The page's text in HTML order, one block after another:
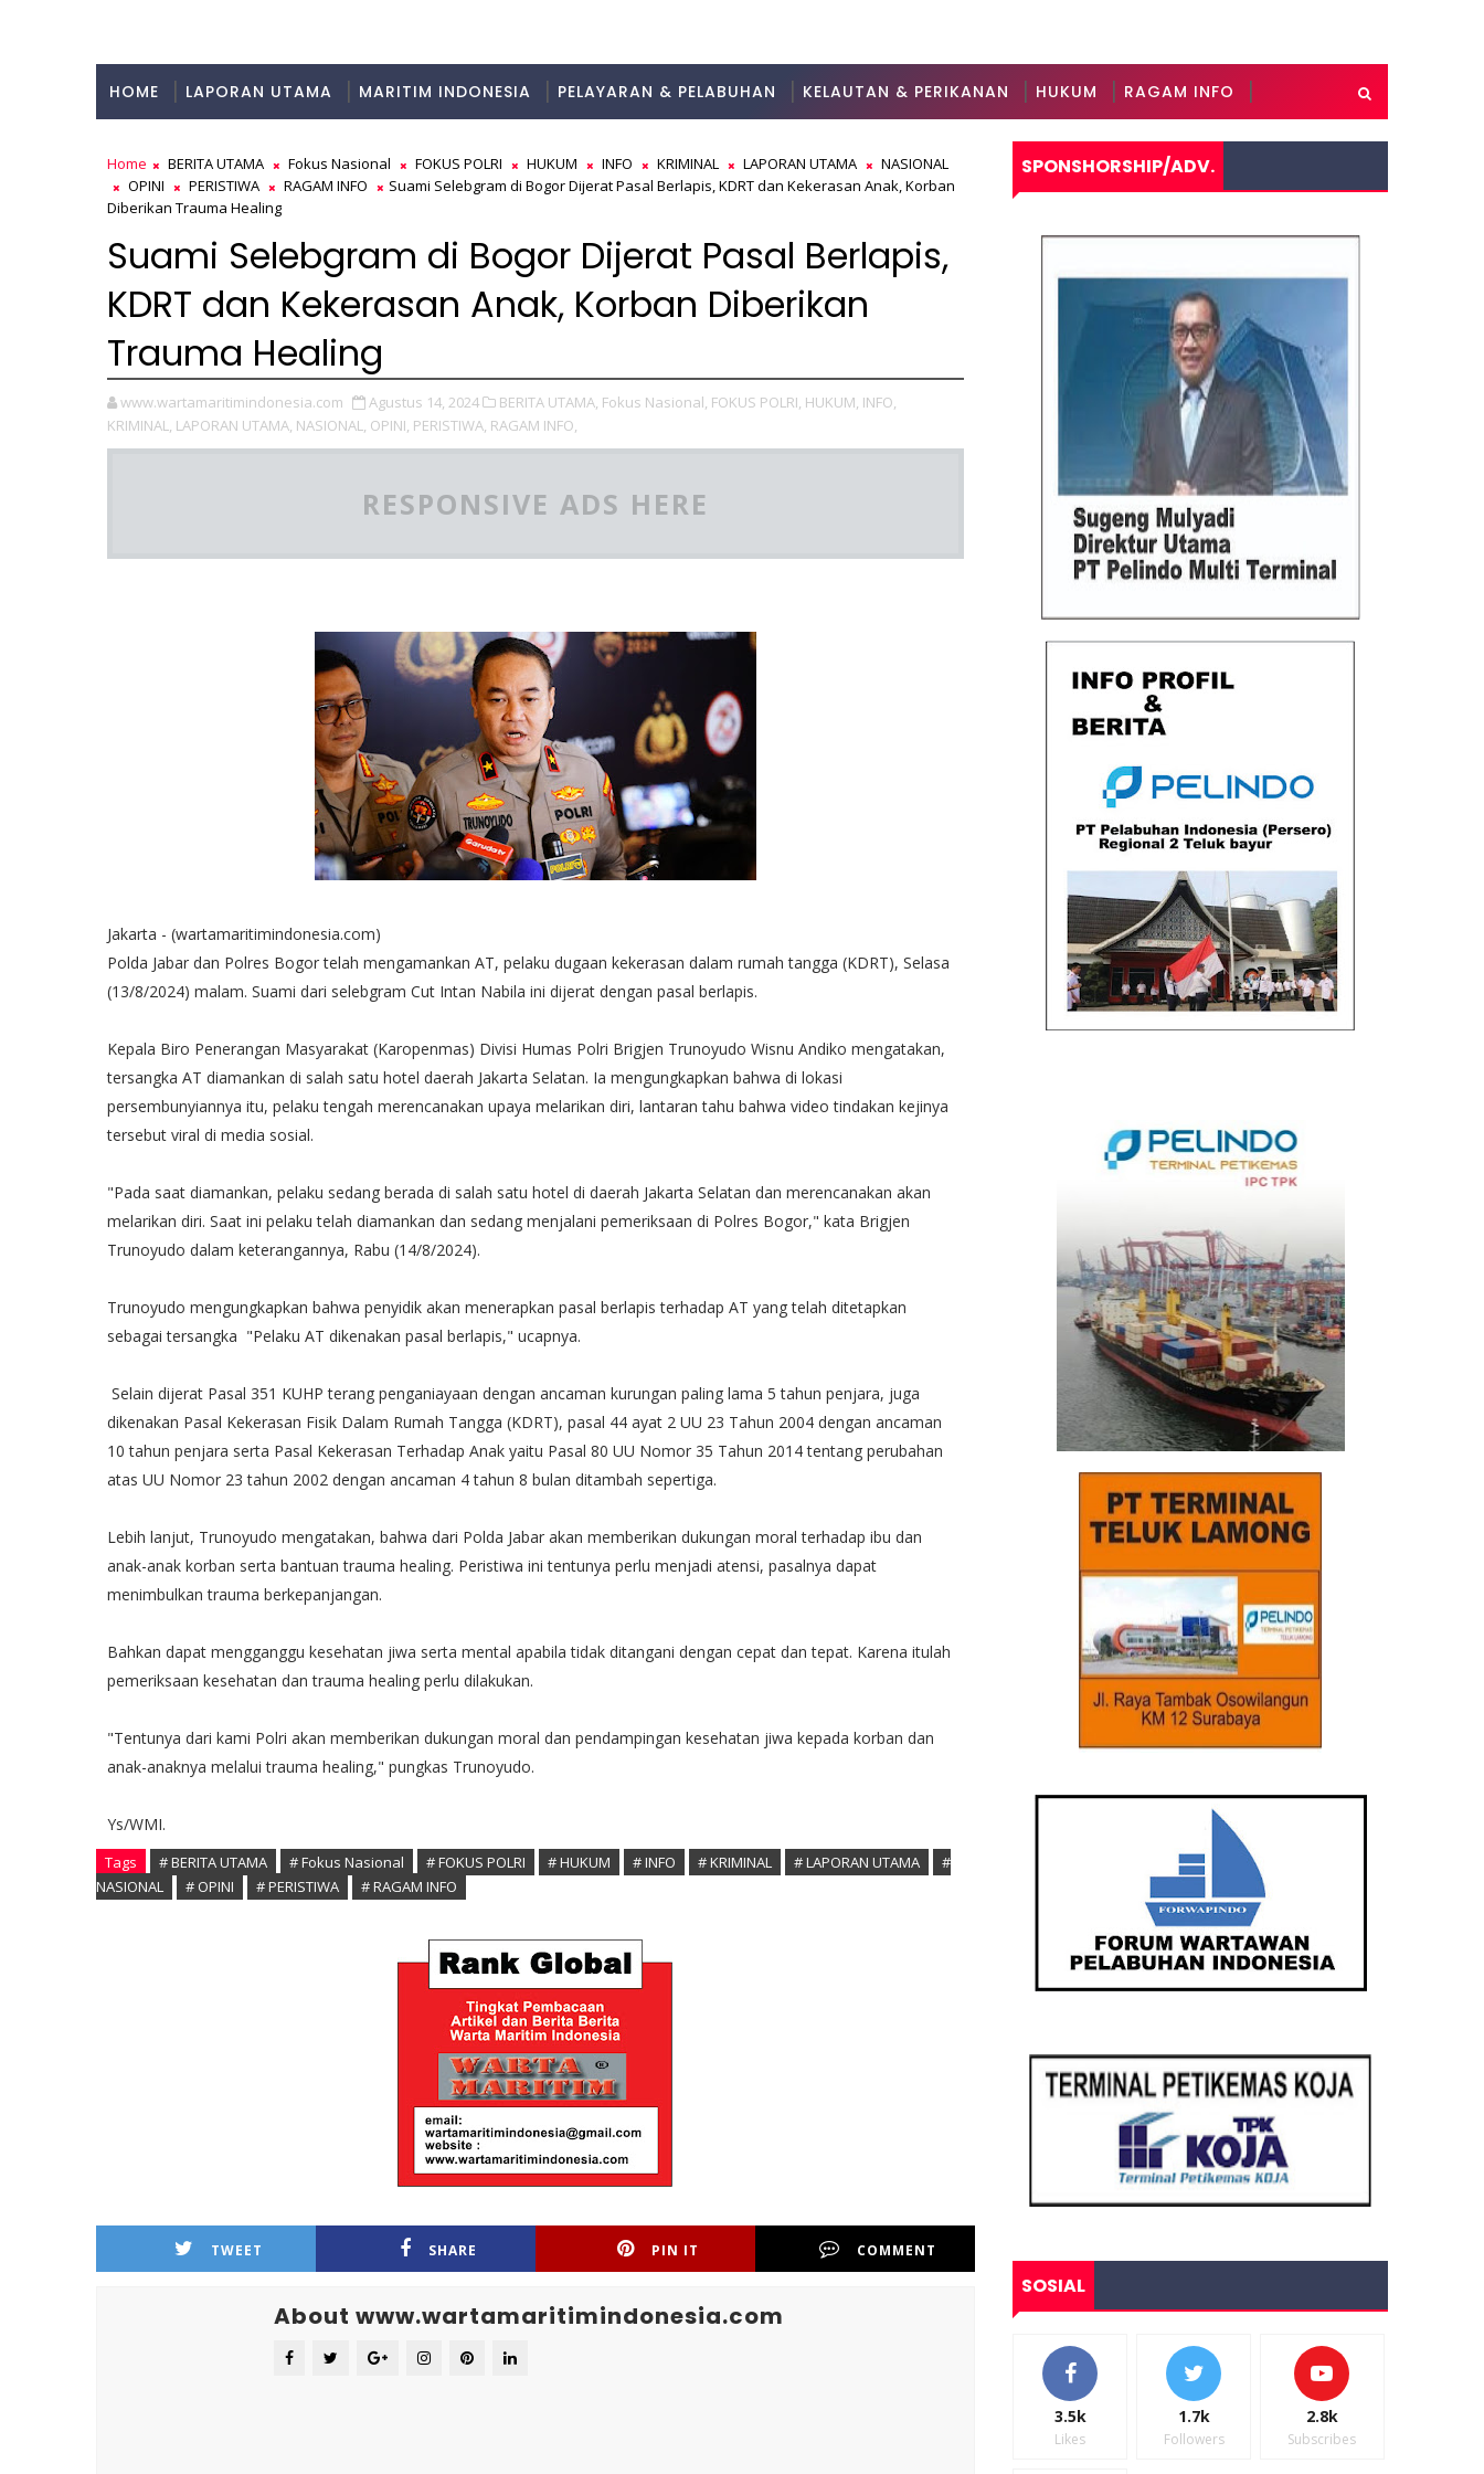
HOME LAPORAN UTAMA MARITIM INDONESIA PELAYARAN & PELABUHAN KELAUTAN & PERIKANAN HUKUM RAGAM INFO
Home BERITA UTAMA Fokus Nasional FOKUS POLRI HUKUM INFO KRIMINAL LAPORAN UTAMA
NASIONAL
OPINI
PERISTIWA RAGAM INFO
Suami Selebgram di Bogor Dijerat Pasal Berlapis, KDRT dan Kekerasan Anak, Korban
Diberikan Trauma Healing
Suami Selebgram di Bogor Dijerat Pasal Berlapis,
KDRT dan Kekerasan Anak, Korban Diberikan
Trauma Healing
www.wartamaritimindonesia.com Agustus 14, 2024 BERITA UTAMA, Fokus Nasional, FOKUS POLRI, HUKUM, INFO,
KRIMINAL, LAPORAN UTAMA, NASIONAL, OPINI, PERISTIWA, RAGAM INFO,
RESPONSIVE ADS HERE
Jakarta - (wartamaritimindonesia.com)
Polda Jabar dan Polres Bogor telah mengamankan AT, pelaku dugaan kekerasan dalam rumah tangga (KDRT), Selasa
(13/8/2024) malam. Suami dari selebgram Cut Intan Nabila ini dijerat dengan pasal berlapis.
Kepala Biro Penerangan Masyarakat (Karopenmas) Divisi Humas Polri Brigjen Trunoyudo Wisnu Andiko mengatakan,
tersangka AT diamankan di salah satu hotel daerah Jakarta Selatan. Ia mengungkapkan bahwa di lokasi
persembunyiannya itu, pelaku tengah merencanakan upaya melarikan diri, lantaran tahu bahwa video tindakan kejinya
tersebut viral di media sosial.
"Pada saat diamankan, pelaku sedang berada di salah satu hotel di daerah Jakarta Selatan dan merencanakan akan
melarikan diri. Saat ini pelaku telah diamankan dan sedang menjalani pemeriksaan di Polres Bogor," kata Brigjen
Trunoyudo dalam keterangannya, Rabu (14/8/2024).
Trunoyudo mengungkapkan bahwa penyidik akan menerapkan pasal berlapis terhadap AT yang telah ditetapkan
sebagai tersangka "Pelaku AT dikenakan pasal berlapis," ucapnya.
Selain dijerat Pasal 351 KUHP terang penganiayaan dengan ancaman kurungan paling lama 5 tahun penjara, juga
dikenakan Pasal Kekerasan Fisik Dalam Rumah Tangga (KDRT), pasal 44 ayat 2 UU 23 Tahun 2004 dengan ancaman
10 tahun penjara serta Pasal Kekerasan Terhadap Anak yaitu Pasal 80 UU Nomor 35 Tahun 2014 tentang perubahan
atas UU Nomor 23 tahun 2002 dengan ancaman 4 tahun 8 bulan ditambah sepertiga.
Lebih lanjut, Trunoyudo mengatakan, bahwa dari Polda Jabar akan memberikan dukungan moral terhadap ibu dan
anak-anak korban serta bantuan trauma healing. Peristiwa ini tentunya perlu menjadi atensi, pasalnya dapat
menimbulkan trauma berkepanjangan.
Bahkan dapat mengganggu kesehatan jiwa serta mental apabila tidak ditangani dengan cepat dan tepat. Karena itulah
pemeriksaan kesehatan dan trauma healing perlu dilakukan.
"Tentunya dari kami Polri akan memberikan dukungan moral dan pendampingan kesehatan jiwa kepada korban dan
anak-anaknya melalui trauma healing," pungkas Trunoyudo.
Ys/WMI.
Tags # BERITA UTAMA # Fokus Nasional # FOKUS POLRI # HUKUM # INFO # KRIMINAL # LAPORAN UTAMA
#
NASIONAL
# OPINI # PERISTIWA # RAGAM INFO
TWEET SHARE PIN IT COMMENT
About www.wartamaritimindonesia.com
SPONSHORSHIP/ADV.
SOSIAL
3.5k
Likes
1.7k
Followers
2.8k
Subscribes